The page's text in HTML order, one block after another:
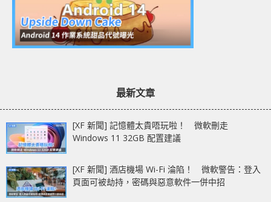
最新文章
[XF 新聞] 記憶體太貴唔玩啦！ 微軟刪走
Windows 11 32GB 配置建議
[XF 新聞] 酒店機場 Wi-Fi 淪陷！ 微軟警告：登入
頁面可被劫持，密碼與惡意軟件一併中招